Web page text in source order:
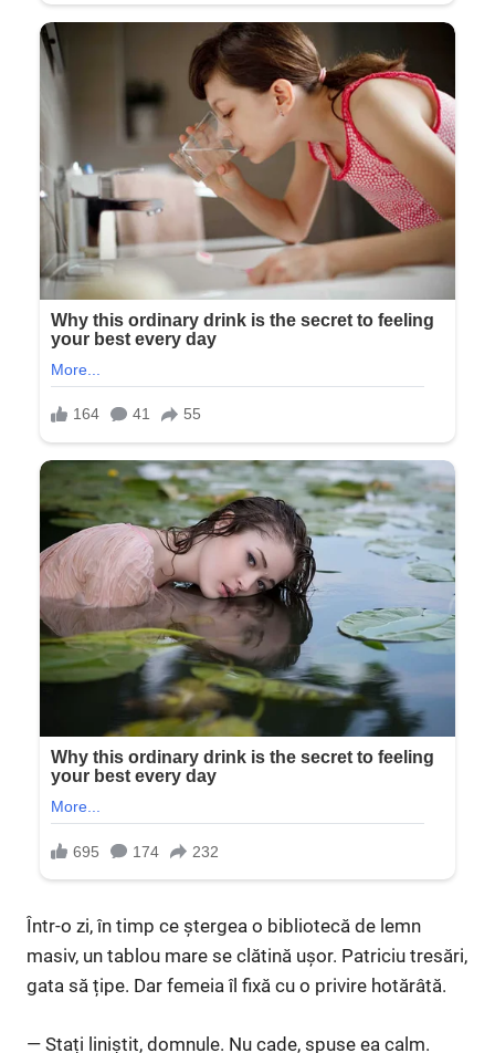
Într-o zi, în timp ce ștergea o bibliotecă de lemn
masiv, un tablou mare se clătină ușor. Patriciu tresări,
gata să țipe. Dar femeia îl fixă cu o privire hotărâtă.
— Stați liniștit, domnule. Nu cade, spuse ea calm.